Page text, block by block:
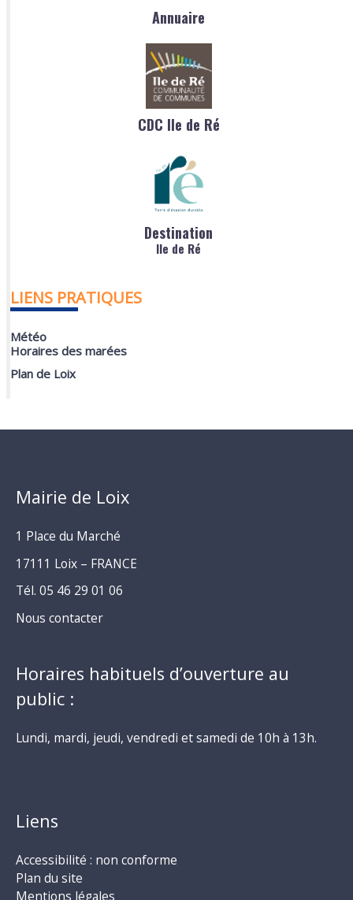
Annuaire
CDC Ile de Ré
Destination
Ile de Ré
LIENS PRATIQUES
Météo
Horaires des marées
Plan de Loix
Mairie de Loix
1 Place du Marché
17111 Loix – FRANCE
Tél. 05 46 29 01 06
Nous contacter
Horaires habituels d’ouverture au
public :
Lundi, mardi, jeudi, vendredi et samedi de 10h à 13h.
Liens
Accessibilité : non conforme
Plan du site
Mentions légales